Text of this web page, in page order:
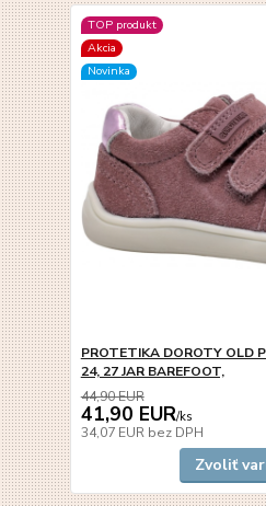
TOP produkt
Akcia
Novinka
PROTETIKA DOROTY OLD
24, 27 JAR BAREFOOT,
44,90 EUR
41,90 EUR/ks
34,07 EUR bez DPH
Zvoliť